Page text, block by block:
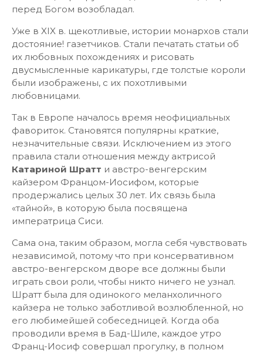
перед Богом возобладал.
Уже в XIX в. щекотливые, истории монархов стали
достояние! газетчиков. Стали печатать статьи об
их любовных похождениях и рисовать
двусмысленные карикатуры, где толстые короли
были изображены, с их похотливыми
любовницами.
Так в Европе началось время неофициальных
фавориток. Становятся популярны краткие,
незначительные связи. Исключением из этого
правила стали отношения между актрисой
Катариной Шратт и австро-венгерским
кайзером Францом-Иосифом, которые
продержались целых 30 лет. Их связь была
«тайной», в которую была посвящена
императрица Сиси.
Сама она, таким образом, могла себя чувствовать
независимой, потому что при консервативном
австро-венгерском дворе все должны были
играть свои роли, чтобы никто ничего не узнал.
Шратт была для одинокого меланхоличного
кайзера не только заботливой возлюбленной, но
его любимейшей собеседницей. Когда оба
проводили время в Бад-Шиле, каждое утро
Франц-Иосиф совершал прогулку, в полном